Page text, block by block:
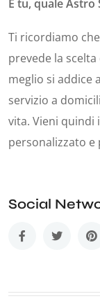
E tu, quale Astro
Ti ricordiamo
prevede la
meglio si addice
servizio a
vita. Vieni quindi
personalizzato e
Social